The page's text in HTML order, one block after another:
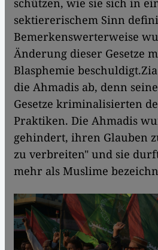
schützen, wie sie sich in
sektiererischem Sinn
Bemerkenswerterweise
Änderung dieser Gesetze
Blasphemie
die Ahmadis ab, denn
Gesetze kriminalisierten
Praktiken. Die Ahmadis
gehindert, ihren Glauben
zu verbreiten" und sie
mehr als Muslime